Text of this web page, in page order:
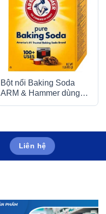
Bột nổi Baking Soda
ARM & Hammer dùng
Liên hệ